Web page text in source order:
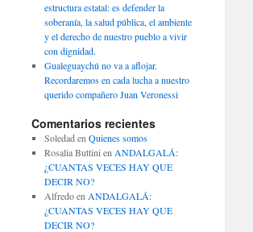
estructura estatal: es defender la
soberanía, la salud pública, el ambiente
y el derecho de nuestro pueblo a vivir
con dignidad.
Gualeguaychú no va a aflojar.
Recordaremos en cada lucha a nuestro
querido compañero Juan Veronessi
Comentarios recientes
Soledad en Quienes somos
Rosalia Buttini en ANDALGALÁ:
¿CUANTAS VECES HAY QUE
DECIR NO?
Alfredoen ANDALGALÁ:
¿CUANTAS VECES HAY QUE
DECIR NO?